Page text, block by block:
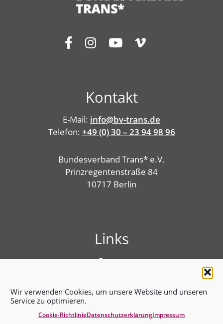
Wir verwenden Cookies, um unsere Website und unseren
Service zu optimieren.
Cookie-RichtlinieDatenschutz­erklärungImpressum
Kontakt
E-Mail: info@bv-trans.de
Telefon: +49 (0) 30 – 23 94 98 96
Bundesverband Trans* e.V.
Prinzregentenstraße 84
10717 Berlin
Links
Presse
Benutzungshinweise
Erklärung zur Barrierefreiheit